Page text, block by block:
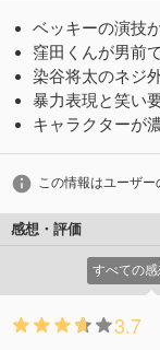
ベッキーの演技
窪田くんが男前
染谷将太のネジ
暴力表現と笑い
キャラクターが
この情報はユーザ
感想・評価
すべての
3.7